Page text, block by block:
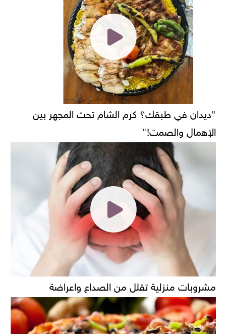
"ديدان في طبقك؟ كرم الشام تحت المجهر بين
الإهمال والصمت!"
مشروبات منزلية تقلل من الصداع واعراضة